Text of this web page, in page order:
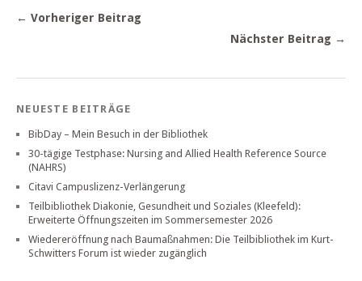
← Vorheriger Beitrag
Nächster Beitrag →
NEUESTE BEITRÄGE
BibDay – Mein Besuch in der Bibliothek
30-tägige Testphase: Nursing and Allied Health Reference Source
(NAHRS)
Citavi Campuslizenz-Verlängerung
Teilbibliothek Diakonie, Gesundheit und Soziales (Kleefeld):
Erweiterte Öffnungszeiten im Sommersemester 2026
Wiedereröffnung nach Baumaßnahmen: Die Teilbibliothek im Kurt-
Schwitters Forum ist wieder zugänglich